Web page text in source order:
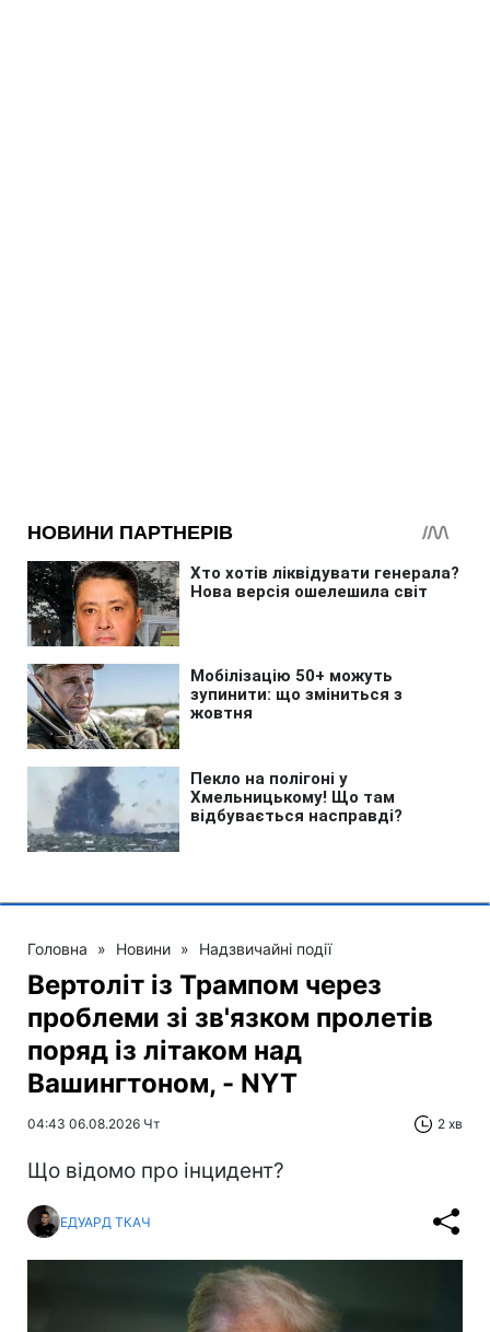
Головна » Новини » Надзвичайні події
Вертоліт із Трампом через
проблеми зі зв'язком пролетів
поряд із літаком над
Вашингтоном, - NYT
04:43 06.08.2026 Чт 2 хв
Що відомо про інцидент?
ЕДУАРД ТКАЧ